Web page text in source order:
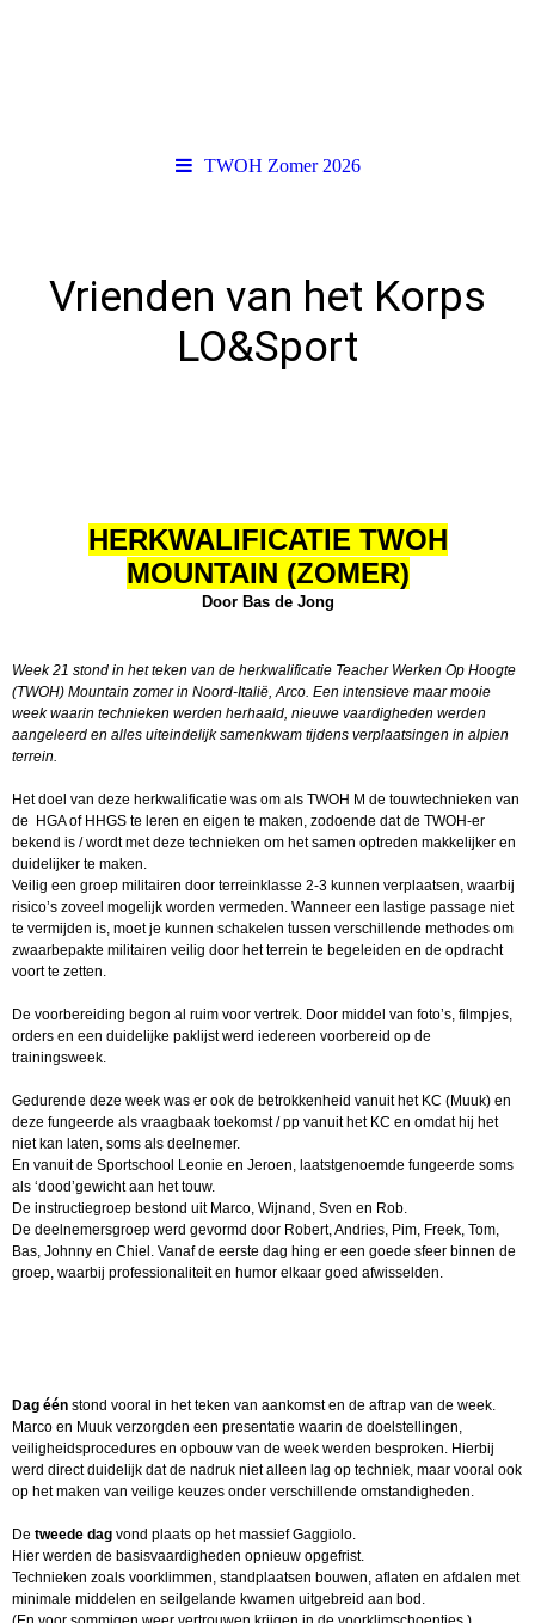
TWOH Zomer 2026
Vrienden van het Korps
LO&Sport
HERKWALIFICATIE TWOH
MOUNTAIN (ZOMER)
Door Bas de Jong
Week 21 stond in het teken van de herkwalificatie Teacher Werken Op Hoogte
(TWOH) Mountain zomer in Noord-Italië, Arco. Een intensieve maar mooie
week waarin technieken werden herhaald, nieuwe vaardigheden werden
aangeleerd en alles uiteindelijk samenkwam tijdens verplaatsingen in alpien
terrein.
Het doel van deze herkwalificatie was om als TWOH M de touwtechnieken van
de HGA of HHGS te leren en eigen te maken, zodoende dat de TWOH-er
bekend is / wordt met deze technieken om het samen optreden makkelijker en
duidelijker te maken.
Veilig een groep militairen door terreinklasse 2-3 kunnen verplaatsen, waarbij
risico’s zoveel mogelijk worden vermeden. Wanneer een lastige passage niet
te vermijden is, moet je kunnen schakelen tussen verschillende methodes om
zwaarbepakte militairen veilig door het terrein te begeleiden en de opdracht
voort te zetten.
De voorbereiding begon al ruim voor vertrek. Door middel van foto’s, filmpjes,
orders en een duidelijke paklijst werd iedereen voorbereid op de
trainingsweek.
Gedurende deze week was er ook de betrokkenheid vanuit het KC (Muuk) en
deze fungeerde als vraagbaak toekomst / pp vanuit het KC en omdat hij het
niet kan laten, soms als deelnemer.
En vanuit de Sportschool Leonie en Jeroen, laatstgenoemde fungeerde soms
als ‘dood’gewicht aan het touw.
De instructiegroep bestond uit Marco, Wijnand, Sven en Rob.
De deelnemersgroep werd gevormd door Robert, Andries, Pim, Freek, Tom,
Bas, Johnny en Chiel. Vanaf de eerste dag hing er een goede sfeer binnen de
groep, waarbij professionaliteit en humor elkaar goed afwisselden.
Dag één stond vooral in het teken van aankomst en de aftrap van de week.
Marco en Muuk verzorgden een presentatie waarin de doelstellingen,
veiligheidsprocedures en opbouw van de week werden besproken. Hierbij
werd direct duidelijk dat de nadruk niet alleen lag op techniek, maar vooral ook
op het maken van veilige keuzes onder verschillende omstandigheden.
De tweede dag vond plaats op het massief Gaggiolo.
Hier werden de basisvaardigheden opnieuw opgefrist.
Technieken zoals voorklimmen, standplaatsen bouwen, aflaten en afdalen met
minimale middelen en seilgelande kwamen uitgebreid aan bod.